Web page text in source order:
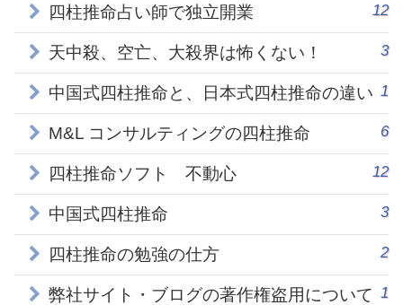
四柱推命占い師で独立開業 12
天中殺、空亡、大殺界は怖くない！ 3
中国式四柱推命と、日本式四柱推命の違い 1
M&L コンサルティングの四柱推命 6
四柱推命ソフト 不動心 12
中国式四柱推命 3
四柱推命の勉強の仕方 2
弊社サイト・ブログの著作権盗用について 1